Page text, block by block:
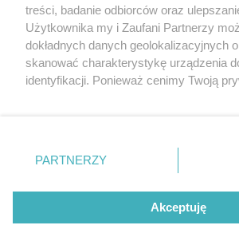
Partnerzy
Praca Szczecin
© 2026
Created by GOD
treści, badanie odbiorców oraz
Użytkownika my i Zaufani Partnerzy
dokładnych danych geolokalizacyjnych
skanować charakterystykę urządzenia
identyfikacji. Ponieważ cenimy Twoją
prywatności znajdujący się w lewym
. Niektóre rodzaje przetwarzania
takiemu przetwarzaniu. Preferencje będą
zastosowania tylko na tej witrynie.
PARTNERZY
Akceptuję